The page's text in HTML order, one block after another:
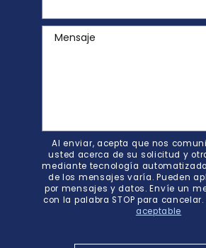
Mensaje
Al enviar, acepta que nos
usted acerca de su solicitud y
mediante tecnología
de los mensajes varía. Pueden
por mensajes y datos. Envíe un
con la palabra STOP para cancelar.
aceptable